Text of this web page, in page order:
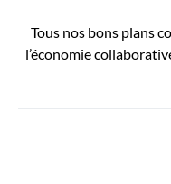
Tous nos bons plans
l’économie